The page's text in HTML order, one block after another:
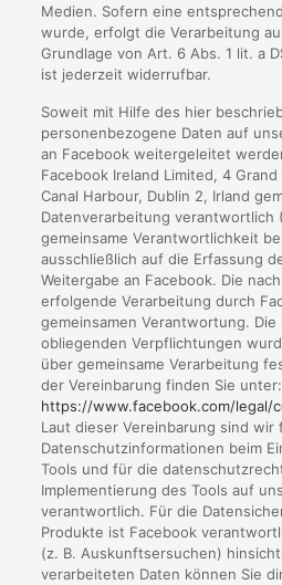
Medien. Sofern eine
wurde, erfolgt die Verarbeitung
Grundlage von Art. 6 Abs. 1 lit. a
ist jederzeit widerrufbar.
Soweit mit Hilfe des hier
personenbezogene Daten auf
an Facebook weitergeleitet
Facebook Ireland Limited, 4 Grand
Canal Harbour, Dublin 2, Irland
Datenverarbeitung verantwortlich
gemeinsame Verantwortlichkeit
ausschließlich auf die Erfassung
Weitergabe an Facebook. Die
erfolgende Verarbeitung durch
gemeinsamen Verantwortung. Die
obliegenden Verpflichtungen
über gemeinsame Verarbeitung
der Vereinbarung finden Sie unter:
https://www.facebook.com/legal/
Laut dieser Vereinbarung sind
Datenschutzinformationen beim
Tools und für die
Implementierung des Tools auf
verantwortlich. Für die
Produkte ist Facebook
(z. B. Auskunftsersuchen)
verarbeiteten Daten können Sie